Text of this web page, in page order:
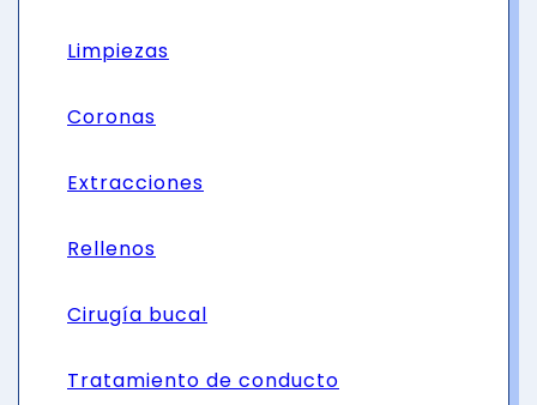
Limpiezas
Coronas
Extracciones
Rellenos
Cirugía bucal
Tratamiento de conducto